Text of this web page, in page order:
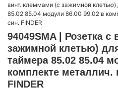
винт. клеммами (с зажимной
85.02 85.04 модули 86.00 99.02 в
син. FINDER
94049SMA | Розетка
зажимной клетью)
таймера 85.02 85.04
комплекте металлич.
FINDER